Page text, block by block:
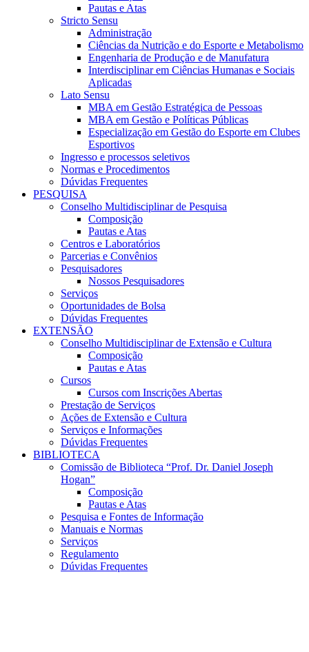
Pautas e Atas
Stricto Sensu
Administração
Ciências da Nutrição e do Esporte e Metabolismo
Engenharia de Produção e de Manufatura
Interdisciplinar em Ciências Humanas e Sociais
Aplicadas
Lato Sensu
MBA em Gestão Estratégica de Pessoas
MBA em Gestão e Políticas Públicas
Especialização em Gestão do Esporte em Clubes
Esportivos
Ingresso e processos seletivos
Normas e Procedimentos
Dúvidas Frequentes
PESQUISA
Conselho Multidisciplinar de Pesquisa
Composição
Pautas e Atas
Centros e Laboratórios
Parcerias e Convênios
Pesquisadores
Nossos Pesquisadores
Serviços
Oportunidades de Bolsa
Dúvidas Frequentes
EXTENSÃO
Conselho Multidisciplinar de Extensão e Cultura
Composição
Pautas e Atas
Cursos
Cursos com Inscrições Abertas
Prestação de Serviços
Ações de Extensão e Cultura
Serviços e Informações
Dúvidas Frequentes
BIBLIOTECA
Comissão de Biblioteca “Prof. Dr. Daniel Joseph
Hogan”
Composição
Pautas e Atas
Pesquisa e Fontes de Informação
Manuais e Normas
Serviços
Regulamento
Dúvidas Frequentes